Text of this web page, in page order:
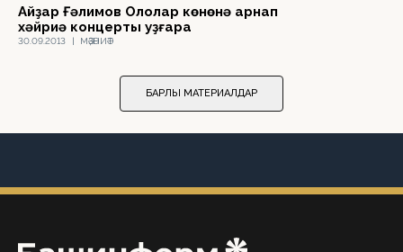
30.09.2013 | МӘҘӘНИӘТ
Айҙар Ғәлимов Ололар көнөнә арнап
хәйриә концерты уҙғара
БАРЛЫҠ МАТЕРИАЛДАР